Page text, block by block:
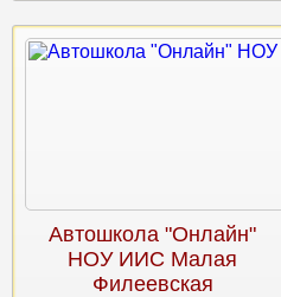
Автошкола "Онлайн"
НОУ ИИС Малая
Филеевская